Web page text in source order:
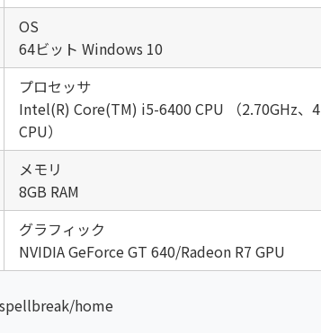
OS
64ビット Windows 10
プロセッサ
Intel(R) Core(TM) i5-6400 CPU （2.70GHz、4
CPU）
メモリ
8GB RAM
グラフィック
NVIDIA GeForce GT 640/Radeon R7 GPU
home